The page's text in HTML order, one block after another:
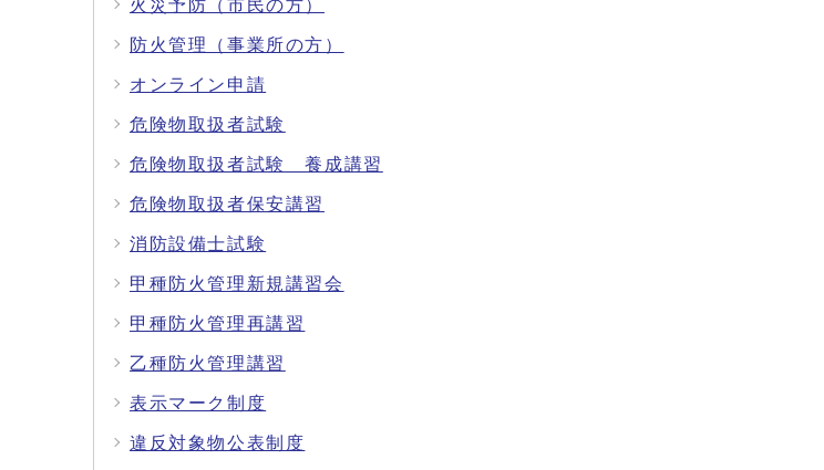
火災予防（市民の方）
防火管理（事業所の方）
オンライン申請
危険物取扱者試験
危険物取扱者試験 養成講習
危険物取扱者保安講習
消防設備士試験
甲種防火管理新規講習会
甲種防火管理再講習
乙種防火管理講習
表示マーク制度
違反対象物公表制度